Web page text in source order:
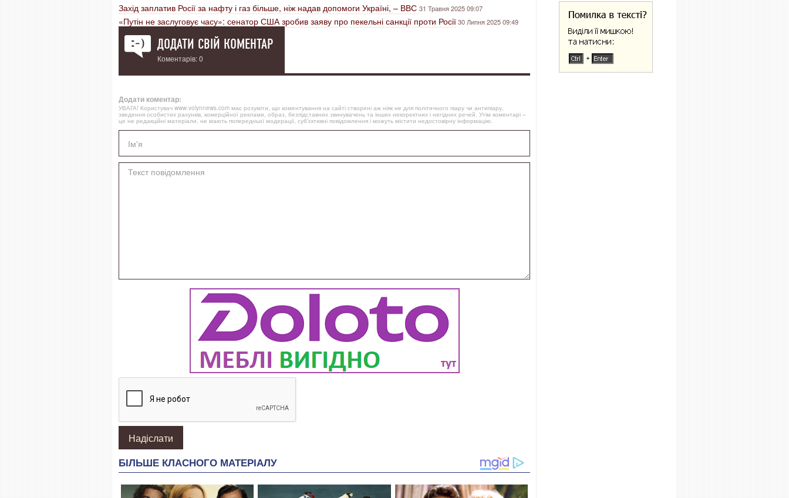
Захід заплатив Росії за нафту і газ більше, ніж надав допомоги Україні, – ВВС 31 Травня 2025 09:07
«Путін не заслуговує часу»: сенатор США зробив заяву про пекельні санкції проти Росії30 Липня 2025 09:49
ДОДАТИ СВІЙ КОМЕНТАР
Коментарів: 0
Додати коментар:
УВАГА! Користувач www.volynnews.com має розуміти, що коментування на сайті створені аж ніяк не для політичного піару чи антипіару,
зведення особистих рахунків, комерційної реклами, образ, безпідставних звинувачень та інших некоректних і негідних речей. Утім коментарі –
це не редакційні матеріали, не мають попередньої модерації, суб’єктивні повідомлення і можуть містити недостовірну інформацію.